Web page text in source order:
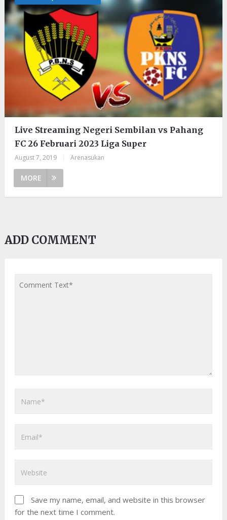
Live Streaming Negeri Sembilan vs Pahang
FC 26 Februari 2023 Liga Super
August 7, 2019 Arenasukan
MORE
ADD COMMENT
Save my name, email, and website in this browser
for the next time I comment.